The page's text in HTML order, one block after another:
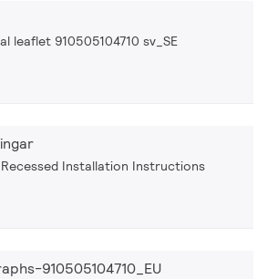
leaflet 910505104710 sv_SE
Installation Instructions
910505104710_EU